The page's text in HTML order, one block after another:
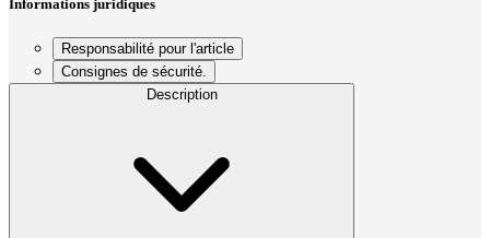
Informations juridiques
Responsabilité pour l'article
Consignes de sécurité.
Description